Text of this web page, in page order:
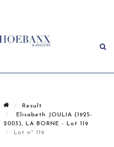
Result
Elisabeth JOULIA (1925-
2003), LA BORNE - Lot 119
Lot n° 119